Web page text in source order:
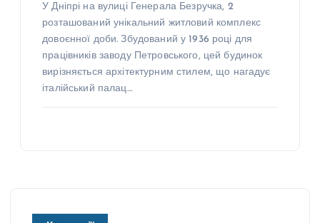
У Дніпрі на вулиці Генерала Безручка, 2
розташований унікальний житловий комплекс
довоєнної доби. Збудований у 1936 році для
працівників заводу Петровського, цей будинок
вирізняється архітектурним стилем, що нагадує
італійський палац…